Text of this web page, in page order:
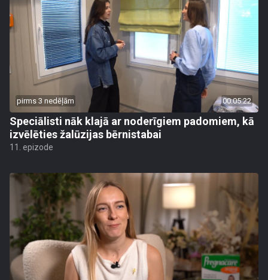
pirms 3 nedēļām 00:05:22
Speciālisti nāk klajā ar noderīgiem padomiem, kā
izvēlēties žalūzijas bērnistabai
11. epizode